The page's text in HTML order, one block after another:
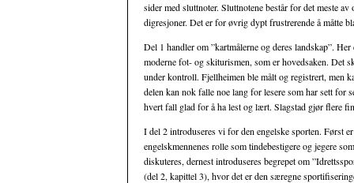
sider med sluttnoter. Sluttnotene består for det meste
digresjoner. Det er for øvrig dypt frustrerende å måtte
Del 1 handler om ”kartmålerne og deres landskap”.
moderne fot- og skiturismen, som er hovedsaken. Det
under kontroll. Fjellheimen ble målt og registrert, men
delen kan nok falle noe lang for lesere som har sett for
hvert fall glad for å ha lest og lært. Slagstad gjør flere
I del 2 introduseres vi for den engelske sporten. Først
engelskmennenes rolle som tindebestigere og jegere som
diskuteres, dernest introduseres begrepet om
(del 2, kapittel 3), hvor det er den særegne